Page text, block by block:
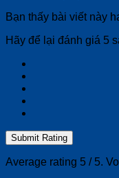
Bạn thấy bài viết này
Hãy để lại đánh giá 5
Submit Rating
Average rating 5 / 5.